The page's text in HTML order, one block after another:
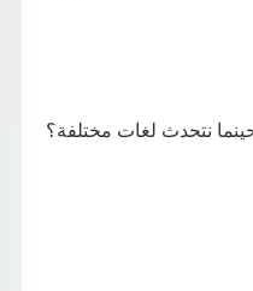
نتحدث لغات مختلفة؟